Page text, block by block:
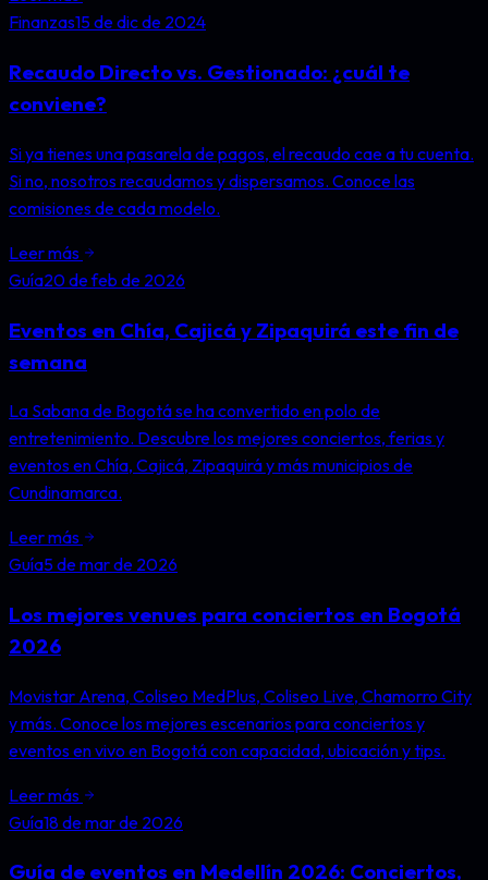
Finanzas15 de dic de 2024
Recaudo Directo vs. Gestionado: ¿cuál te
conviene?
Si ya tienes una pasarela de pagos, el recaudo cae a tu cuenta.
Si no, nosotros recaudamos y dispersamos. Conoce las
comisiones de cada modelo.
Leer más
Guía20 de feb de 2026
Eventos en Chía, Cajicá y Zipaquirá este fin de
semana
La Sabana de Bogotá se ha convertido en polo de
entretenimiento. Descubre los mejores conciertos, ferias y
eventos en Chía, Cajicá, Zipaquirá y más municipios de
Cundinamarca.
Leer más
Guía5 de mar de 2026
Los mejores venues para conciertos en Bogotá
2026
Movistar Arena, Coliseo MedPlus, Coliseo Live, Chamorro City
y más. Conoce los mejores escenarios para conciertos y
eventos en vivo en Bogotá con capacidad, ubicación y tips.
Leer más
Guía18 de mar de 2026
Guía de eventos en Medellín 2026: Conciertos,